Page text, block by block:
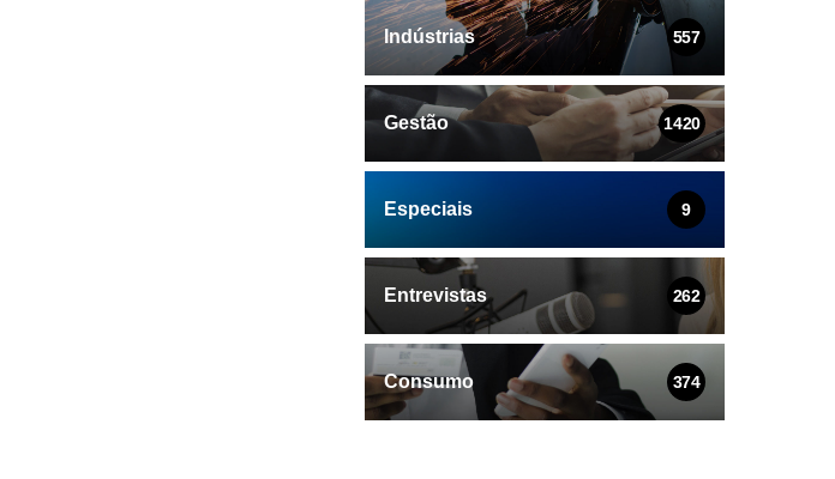
Indústrias 557
Gestão 1420
Especiais 9
Entrevistas 262
Consumo 374